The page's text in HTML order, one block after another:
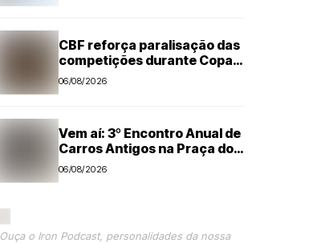
CBF reforça paralisação das
competições durante Copa
Feminina em 2027
06/08/2026
Vem aí: 3º Encontro Anual de
Carros Antigos na Praça dos
Três Poderes em Nova
06/08/2026
Ouça o Iron Podcast, personalidades da nossa